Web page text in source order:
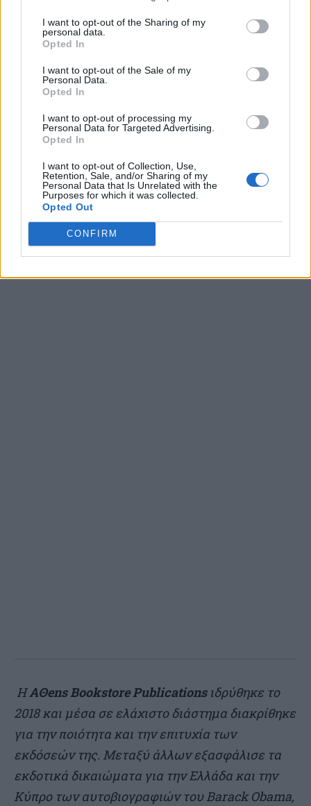
I want to opt-out of the Sharing of my
personal data.
Opted In
I want to opt-out of the Sale of my
Personal Data.
Opted In
I want to opt-out of processing my
Personal Data for Targeted Advertising.
Opted In
I want to opt-out of Collection, Use,
Retention, Sale, and/or Sharing of my
Personal Data that Is Unrelated with the
Purposes for which it was collected.
Opted Out
CONFIRM
µεταλλευµάτων και των φαρµακευτικών
πρώτων υλών, ενώ συνδέθηκε, την περίοδο
2017-2022, ως µέτοχος µε την αναπτυξιακή
πορεία της Παγκρήτιας Τράπεζας,
υποστηρίζοντας πρωτοβουλίες ενίσχυσης της
Παρεµβαίνει συχνά στον δηµόσιο διάλογο για
ζητήµατα οικονοµίας, ανάπτυξης και
τραπεζικού συστήµατος.
H AΘens Bookstore Publications
HAΘens Bookstore Publicationsιδρύθηκε το
2018 και μέσα σε ελάχιστο διάστημα διακρίθηκε
για την ποιότητα και την επιτυχία των
εκδόσεών της. Μεταξύ άλλων εξασφάλισε τα
εκδοτικά δικαιώματα για την Ελλάδα και την
Κύπρο των αυτοβιογραφιών του Barack Obama,